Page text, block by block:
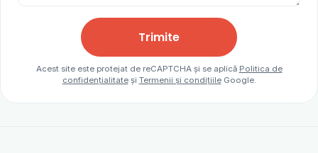
Trimite
Acest site este protejat de reCAPTCHA și se aplică Politica de
confidențialitateși Termenii și condițiileGoogle.